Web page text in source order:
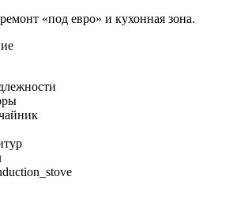
«под евро» и кухонная зона.